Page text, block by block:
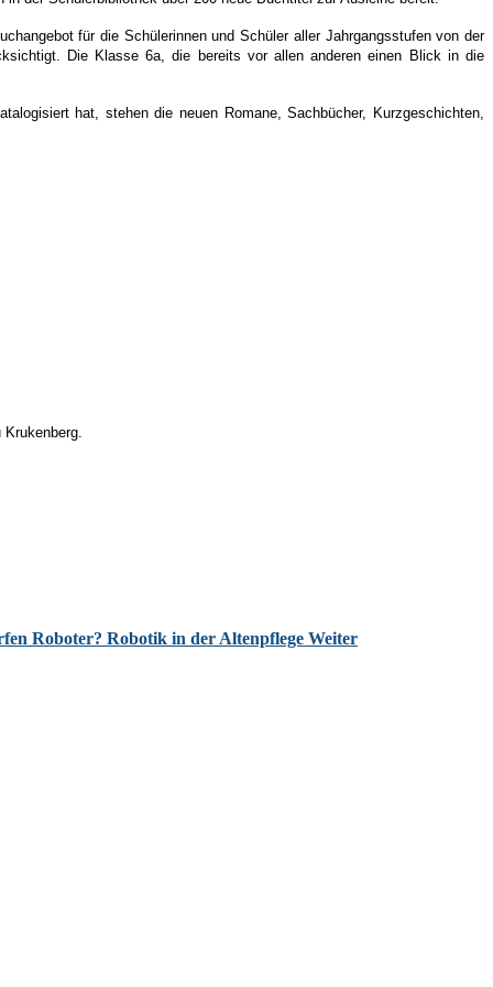
für die Schülerinnen und Schüler aller Jahrgangsstufen von der
Die Klasse 6a, die bereits vor allen anderen einen Blick in die
hat, stehen die neuen Romane, Sachbücher, Kurzgeschichten,
Roboter? Robotik in der Altenpflege Weiter